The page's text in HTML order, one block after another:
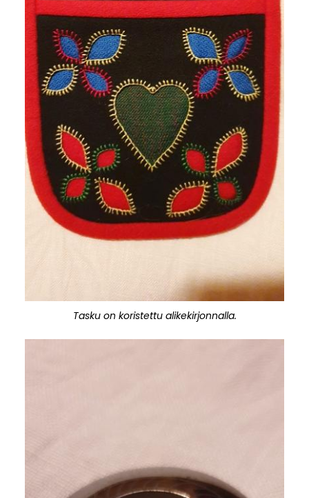
Tasku on koristettu alikekirjonnalla.